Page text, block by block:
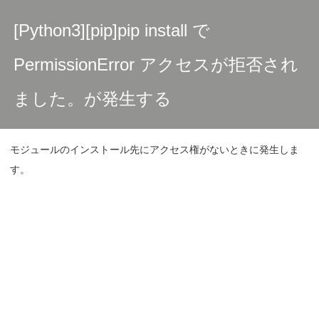
[Python3][pip]pip install で
PermissionError アクセスが拒否され
ました。が発生する
モジュールのインストール先にアクセス権がないときに発生しま
す。